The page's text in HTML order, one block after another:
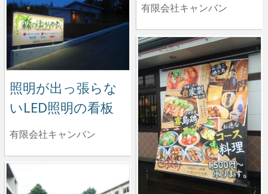
有限会社キャンバン
照明が出っ張らな
いLED照明の看板
有限会社キャンバン